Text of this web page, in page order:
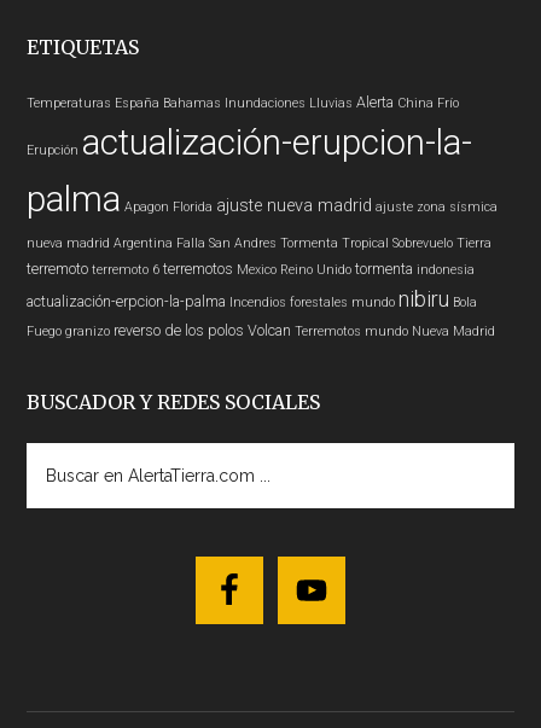
ETIQUETAS
Temperaturas España Bahamas Inundaciones Lluvias Alerta China Frío
Erupción actualización-erupcion-la-
palma Apagon Florida ajuste nueva madrid ajuste zona sísmica
nueva madrid Argentina Falla San Andres Tormenta Tropical Sobrevuelo Tierra
terremoto terremoto 6 terremotos Mexico Reino Unido tormenta indonesia
actualización-erpcion-la-palma Incendios forestales mundo nibiru Bola
Fuego granizo reverso de los polos Volcan Terremotos mundo Nueva Madrid
BUSCADOR Y REDES SOCIALES
AlertaTierra.com